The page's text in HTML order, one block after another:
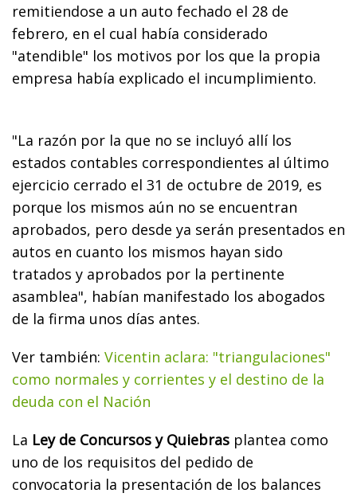
remitiendose a un auto fechado el 28 de
febrero, en el cual había considerado
"atendible" los motivos por los que la propia
empresa había explicado el incumplimiento.
"La razón por la que no se incluyó allí los
estados contables correspondientes al último
ejercicio cerrado el 31 de octubre de 2019, es
porque los mismos aún no se encuentran
aprobados, pero desde ya serán presentados en
autos en cuanto los mismos hayan sido
tratados y aprobados por la pertinente
asamblea", habían manifestado los abogados
de la firma unos días antes.
Ver también: Vicentin aclara: "triangulaciones"
como normales y corrientes y el destino de la
deuda con el Nación
La Ley de Concursos y Quiebras plantea como
uno de los requisitos del pedido de
convocatoria la presentación de los balances